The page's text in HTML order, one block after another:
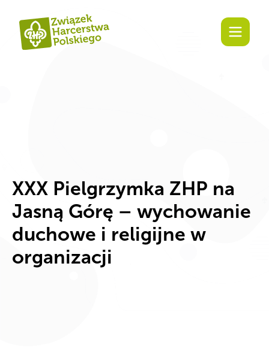
XXX Pielgrzymka ZHP na
Jasną Górę – wychowanie
duchowe i religijne w
organizacji